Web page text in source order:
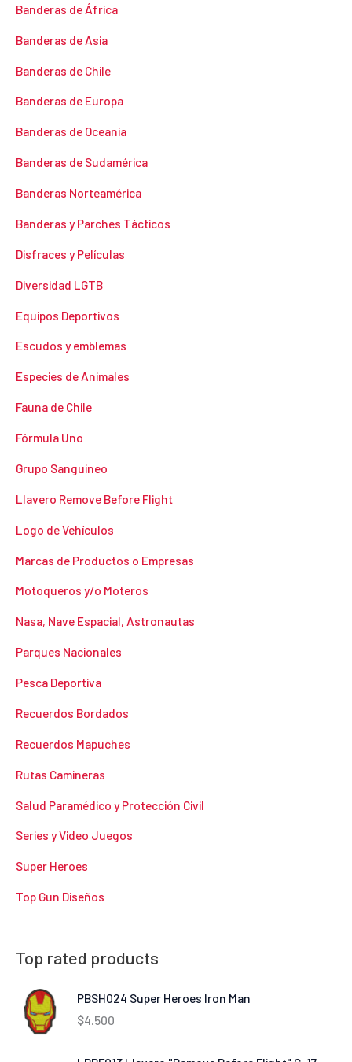
Banderas de África
Banderas de Asia
Banderas de Chile
Banderas de Europa
Banderas de Oceanía
Banderas de Sudamérica
Banderas Norteamérica
Banderas y Parches Tácticos
Disfraces y Películas
Diversidad LGTB
Equipos Deportivos
Escudos y emblemas
Especies de Animales
Fauna de Chile
Fórmula Uno
Grupo Sanguineo
Llavero Remove Before Flight
Logo de Vehículos
Marcas de Productos o Empresas
Motoqueros y/o Moteros
Nasa, Nave Espacial, Astronautas
Parques Nacionales
Pesca Deportiva
Recuerdos Bordados
Recuerdos Mapuches
Rutas Camineras
Salud Paramédico y Protección Civil
Series y Video Juegos
Super Heroes
Top Gun Diseños
Top rated products
PBSH024 Super Heroes Iron Man
$4.500